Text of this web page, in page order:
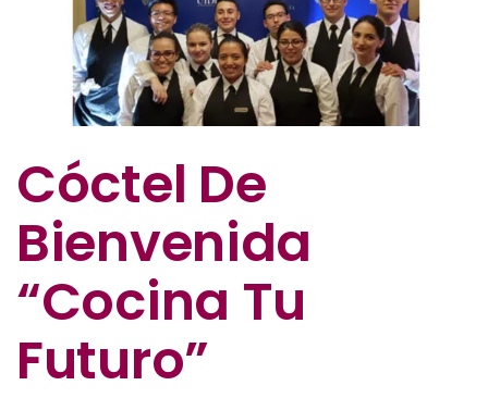
Cóctel De
Bienvenida
“Cocina Tu
Futuro”